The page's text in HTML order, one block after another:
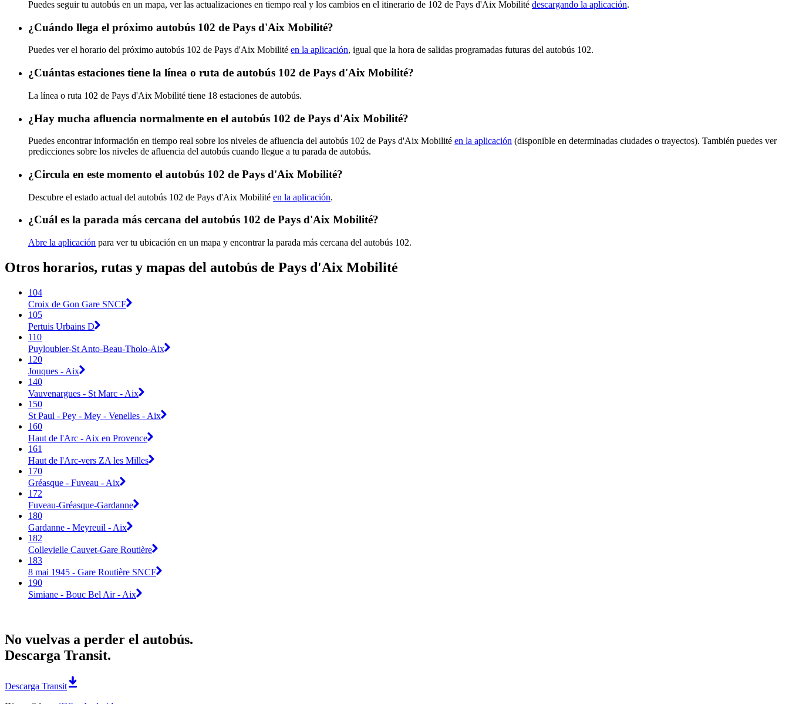
Puedes seguir tu autobús en un mapa, ver las actualizaciones en tiempo real y los cambios en el itinerario de 102 de Pays d'Aix Mobilité descargando la aplicación.
¿Cuándo llega el próximo autobús 102 de Pays d'Aix Mobilité?
Puedes ver el horario del próximo autobús 102 de Pays d'Aix Mobilité en la aplicación, igual que la hora de salidas programadas futuras del autobús 102.
¿Cuántas estaciones tiene la línea o ruta de autobús 102 de Pays d'Aix Mobilité?
La línea o ruta 102 de Pays d'Aix Mobilité tiene 18 estaciones de autobús.
¿Hay mucha afluencia normalmente en el autobús 102 de Pays d'Aix Mobilité?
Puedes encontrar información en tiempo real sobre los niveles de afluencia del autobús 102 de Pays d'Aix Mobilité en la aplicación (disponible en determinadas ciudades o trayectos). También puedes ver
predicciones sobre los niveles de afluencia del autobús cuando llegue a tu parada de autobús.
¿Circula en este momento el autobús 102 de Pays d'Aix Mobilité?
Descubre el estado actual del autobús 102 de Pays d'Aix Mobilité en la aplicación.
¿Cuál es la parada más cercana del autobús 102 de Pays d'Aix Mobilité?
Abre la aplicación para ver tu ubicación en un mapa y encontrar la parada más cercana del autobús 102.
Otros horarios, rutas y mapas del autobús de Pays d'Aix Mobilité
104
Croix de Gon Gare SNCF
105
Pertuis Urbains D
110
Puyloubier-St Anto-Beau-Tholo-Aix
120
Jouques - Aix
140
Vauvenargues - St Marc - Aix
150
St Paul - Pey - Mey - Venelles - Aix
160
Haut de l'Arc - Aix en Provence
161
Haut de l'Arc-vers ZA les Milles
170
Gréasque - Fuveau - Aix
172
Fuveau-Gréasque-Gardanne
180
Gardanne - Meyreuil - Aix
182
Collevielle Cauvet-Gare Routière
183
8 mai 1945 - Gare Routière SNCF
190
Simiane - Bouc Bel Air - Aix
No vuelvas a perder el autobús.
Descarga Transit.
Descarga Transit